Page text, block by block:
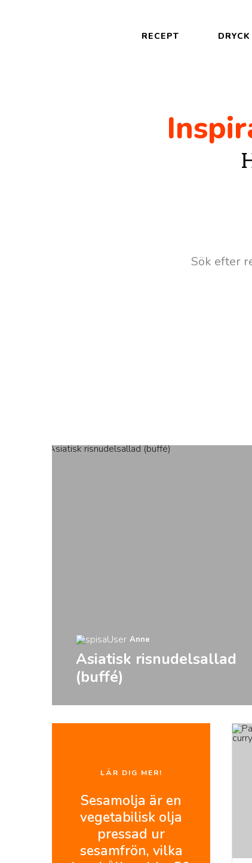
RECEPT DRYCK
Anne
Asiatisk risnudelsallad
(buffé)
LÄR DIG MER!
Sesamolja är en
vegetabilisk olja
pressad ur
sesamfrön, vilka